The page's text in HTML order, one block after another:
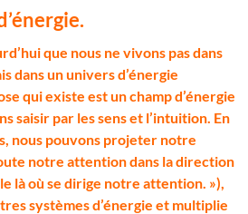
.
que nous ne vivons pas dans
dans un univers d’énergie
qui existe est un champ d’énergie
saisir par les sens et l’intuition. En
nous pouvons projeter notre
notre attention dans la direction
là où se dirige notre attention. »),
systèmes d’énergie et multiplie